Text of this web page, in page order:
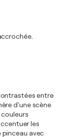
entre
d'une scène
les
avec